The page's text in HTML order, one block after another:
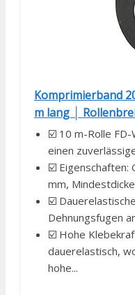
Komprimierband
m lang │
☑️ 10 m-Rolle
einen
☑️ Eigenschaften:
mm,
☑️
Dehnungsfugen
☑️ Hohe
dauerelastisch,
hohe...